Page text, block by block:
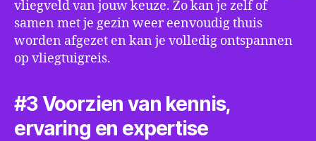
vliegveld van jouw keuze. Zo kan je zelf of
samen met je gezin weer eenvoudig thuis
worden afgezet en kan je volledig ontspannen
op vliegtuigreis.
#3 Voorzien van kennis,
ervaring en expertise